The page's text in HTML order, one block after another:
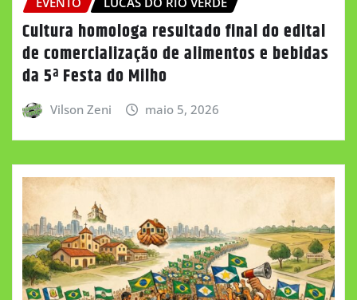
Cultura homologa resultado final do edital
de comercialização de alimentos e bebidas
da 5ª Festa do Milho
Vilson Zeni maio 5, 2026